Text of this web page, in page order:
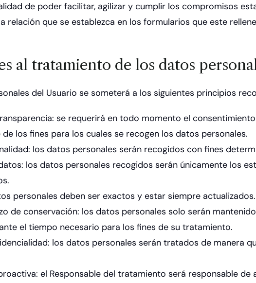
de poder facilitar, agilizar y cumplir los compromisos
relación que se establezca en los formularios que este
al tratamiento de los datos
del Usuario se someterá a los siguientes principios
se requerirá en todo momento el
los fines para los cuales se recogen los datos personales.
los datos personales serán recogidos con fines
los datos personales recogidos serán únicamente los
personales deben ser exactos y estar siempre actualizados.
de conservación: los datos personales solo serán
el tiempo necesario para los fines de su tratamiento.
los datos personales serán tratados de manera
el Responsable del tratamiento será responsable